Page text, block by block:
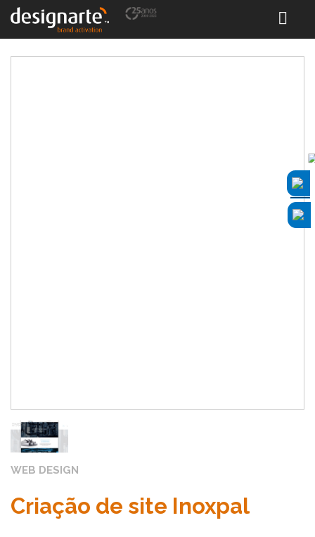
WEB DESIGN
Criação de site Inoxpal